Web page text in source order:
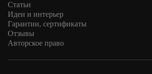
Статьи
Идеи и интерьер
Гарантии, сертификаты
Отзывы
Авторское право